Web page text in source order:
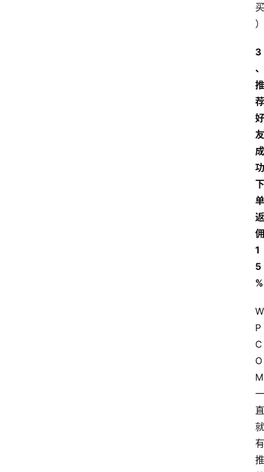
买
）
3
、
推
荐
好
友
成
功
下
单
返
佣
1
5
%
W
P
C
O
M
一
直
就
有
推